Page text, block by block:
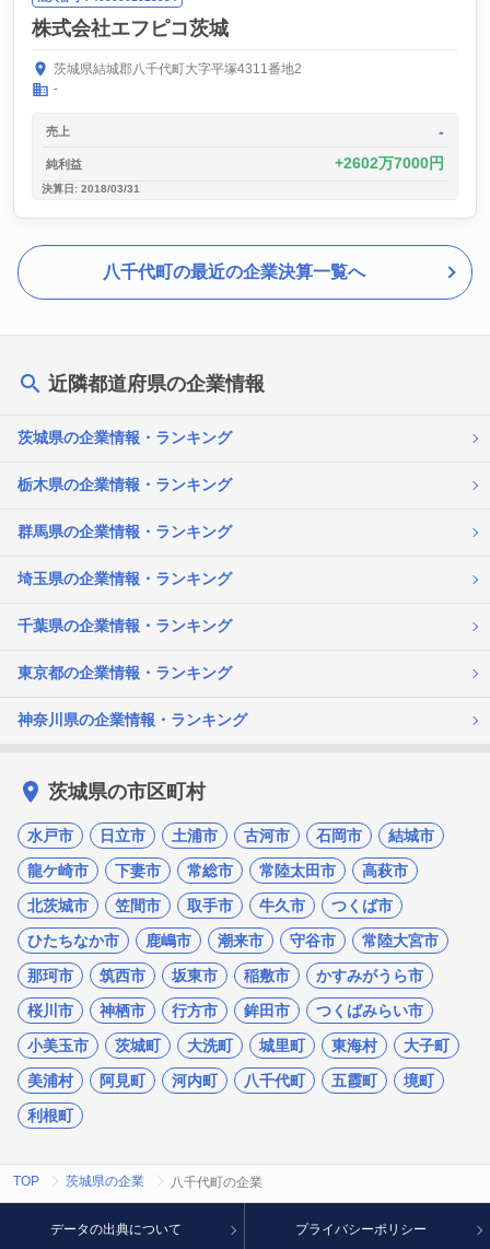
株式会社エフピコ茨城
茨城県結城郡八千代町大字平塚4311番地2
-
売上 -
純利益 2602万7000円
決算日: 2018/03/31
八千代町の最近の企業決算一覧へ
近隣都道府県の企業情報
茨城県の企業情報・ランキング
栃木県の企業情報・ランキング
群馬県の企業情報・ランキング
埼玉県の企業情報・ランキング
千葉県の企業情報・ランキング
東京都の企業情報・ランキング
神奈川県の企業情報・ランキング
茨城県の市区町村
水戸市 日立市 土浦市 古河市 石岡市
結城市
龍ケ崎市
下妻市 常総市 常陸太田市
高萩市
北茨城市
笠間市 取手市 牛久市
つくば市
ひたちなか市
鹿嶋市 潮来市 守谷市
常陸大宮市
那珂市
筑西市 坂東市 稲敷市
かすみがうら市
桜川市
神栖市 行方市 鉾田市
つくばみらい市
小美玉市
茨城町 大洗町 城里町 東海村
大子町
美浦村
阿見町 河内町 八千代町 五霞町
境町
利根町
TOP 茨城県の企業 八千代町の企業
データの出典について プライバシーポリシー